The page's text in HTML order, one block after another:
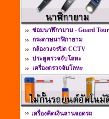
ซ่อมนาฬิกายาม - Guard Tour
กระดาษนาฬิกายาม
กล้องวงจรปิด CCTV
ประตูตรวจจับโลหะ
เครื่องตรวจจับโลหะ
เครื่องคิดเงินลานจอดรถ